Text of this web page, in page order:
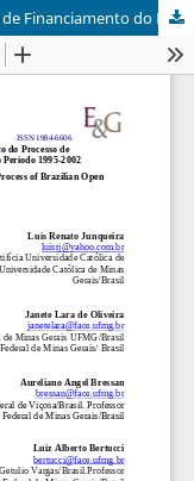
Alavancagem Financeira como Estratégia de Financiamento do Processo de Crescimento de Empresas Brasileiras de Capital Aberto no Período 1995-2002 DOI 10.5752/P.1984-6606.2010v10n23p23